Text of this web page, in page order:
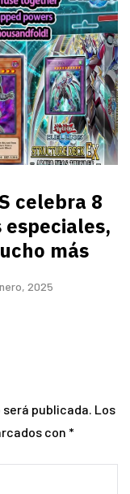
celebra 8
especiales,
más
2025
publicada. Los
con *